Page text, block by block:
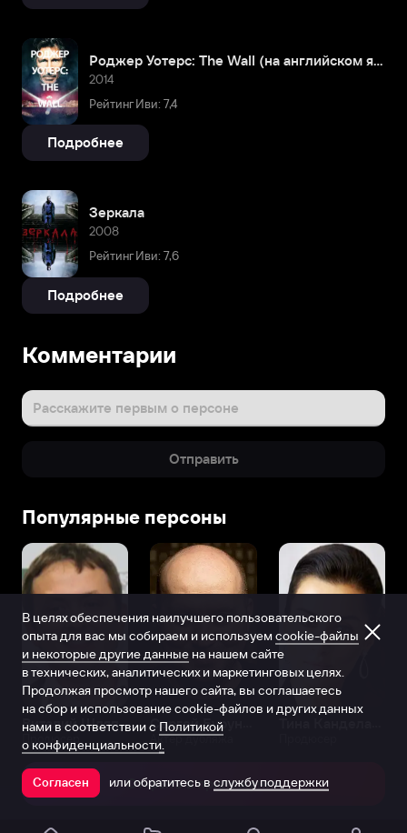
Роджер Уотерс: The Wall (на английском языке с русскими субтитрами)
2014
Рейтинг Иви: 7,4
Подробнее
Зеркала
2008
Рейтинг Иви: 7,6
Подробнее
Комментарии
Расскажите первым о персоне
Отправить
Популярные персоны
Виталий Шляппо
Продюсер Актёр дубляжа
Открыть в приложении
В целях обеспечения наилучшего пользовательского
опыта для вас мы собираем и используем cookie-файлы
и некоторые другие данные на нашем сайте
в технических, аналитических и маркетинговых целях.
Продолжая просмотр нашего сайта, вы соглашаетесь
на сбор и использование cookie-файлов и других данных
нами в соответствии с Политикой
о конфиденциальности.
Согласен или обратитесь в службу поддержки